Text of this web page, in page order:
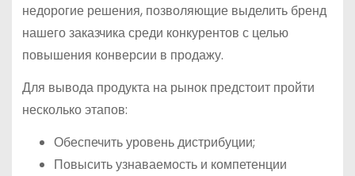
недорогие решения, позволяющие выделить бренд
нашего заказчика среди конкурентов с целью
повышения конверсии в продажу.
Для вывода продукта на рынок предстоит пройти
несколько этапов:
Обеспечить уровень дистрибуции;
Повысить узнаваемость и компетенции